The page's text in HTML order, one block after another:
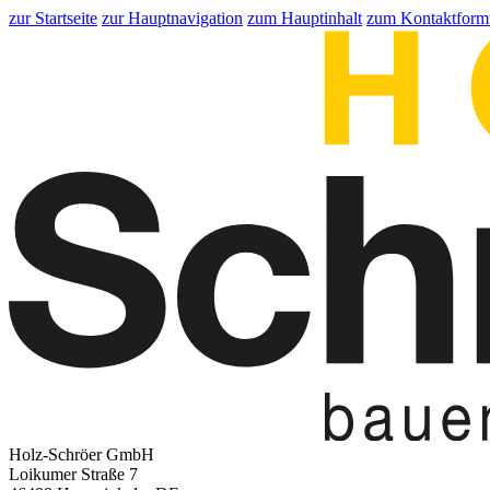
zur Startseite zur Hauptnavigation zum Hauptinhalt zum
Holz-Schröer GmbH
Loikumer Straße 7